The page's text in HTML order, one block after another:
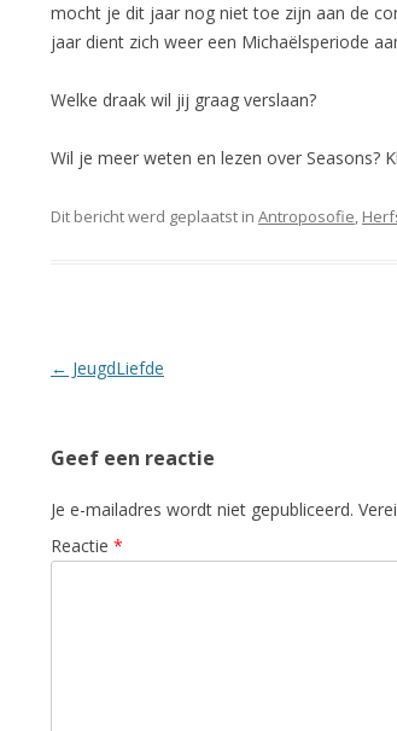
mocht je dit jaar nog niet toe zijn aan de
jaar dient zich weer een Michaëlsperiode
Welke draak wil jij graag verslaan?
Wil je meer weten en lezen over Seasons?
Dit bericht werd geplaatst in Antroposofie,
Berichtnavigatie
← JeugdLiefde
Geef een reactie
Je e-mailadres wordt niet gepubliceerd.
Reactie *